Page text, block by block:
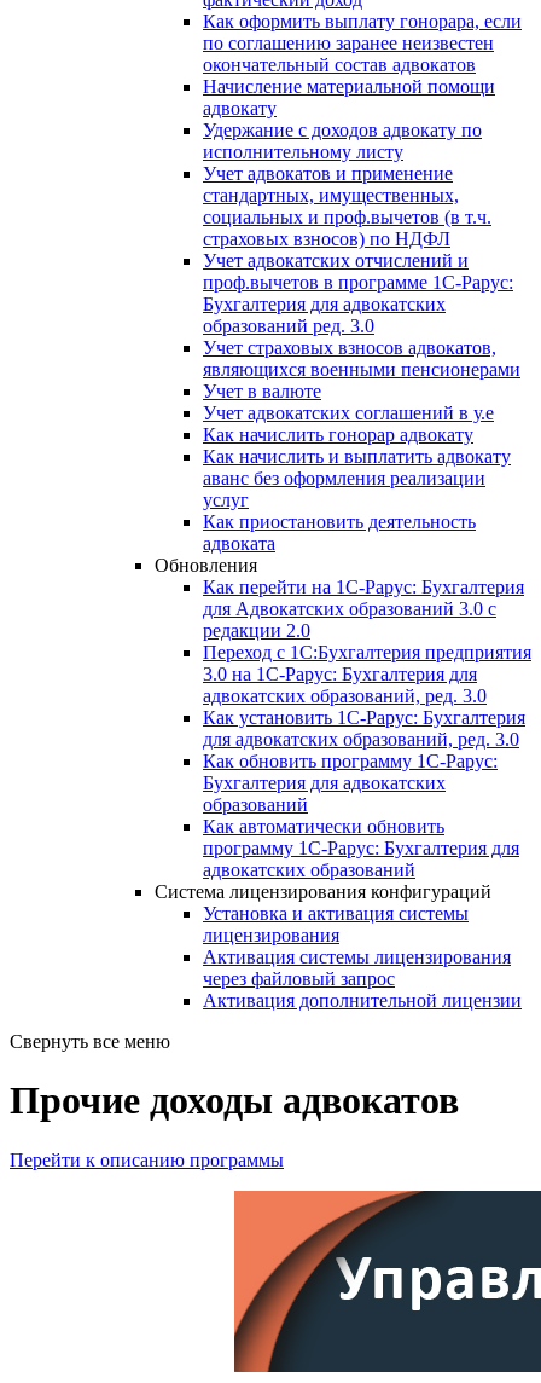
Как оформить выплату гонорара, если
по соглашению заранее неизвестен
окончательный состав адвокатов
Начисление материальной помощи
адвокату
Удержание с доходов адвокату по
исполнительному листу
Учет адвокатов и применение
стандартных, имущественных,
социальных и проф.вычетов (в т.ч.
страховых взносов) по НДФЛ
Учет адвокатских отчислений и
проф.вычетов в программе 1С-Рарус:
Бухгалтерия для адвокатских
образований ред. 3.0
Учет страховых взносов адвокатов,
являющихся военными пенсионерами
Учет в валюте
Учет адвокатских соглашений в у.е
Как начислить гонорар адвокату
Как начислить и выплатить адвокату
аванс без оформления реализации
услуг
Как приостановить деятельность
адвоката
Обновления
Как перейти на 1С-Рарус: Бухгалтерия
для Адвокатских образований 3.0 с
редакции 2.0
Переход с 1С:Бухгалтерия предприятия
3.0 на 1С-Рарус: Бухгалтерия для
адвокатских образований, ред. 3.0
Как установить 1С-Рарус: Бухгалтерия
для адвокатских образований, ред. 3.0
Как обновить программу 1С-Рарус:
Бухгалтерия для адвокатских
образований
Как автоматически обновить
программу 1С-Рарус: Бухгалтерия для
адвокатских образований
Система лицензирования конфигураций
Установка и активация системы
лицензирования
Активация системы лицензирования
через файловый запрос
Активация дополнительной лицензии
Свернуть все меню
Прочие доходы адвокатов
Перейти к описанию программы